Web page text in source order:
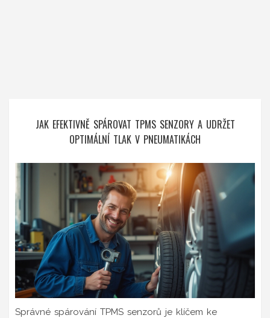
JAK EFEKTIVNĚ SPÁROVAT TPMS SENZORY A UDRŽET
OPTIMÁLNÍ TLAK V PNEUMATIKÁCH
Správné spárování TPMS senzorů je klíčem ke